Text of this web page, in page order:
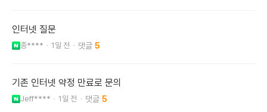
인터넷 질문
종**** 1일 전 5
기존 인터넷 약정 만료로 문의
Jeff**** 1일 전 5